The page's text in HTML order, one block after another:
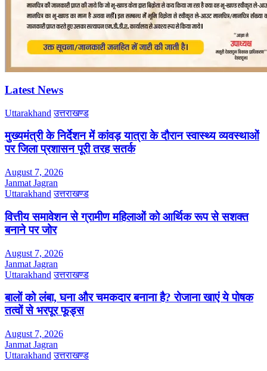
Latest News
Uttarakhand उत्तराखण्ड
मुख्यमंत्री के निर्देशन में कांवड़ यात्रा के दौरान स्वास्थ्य व्यवस्थाओं
पर जिला प्रशासन पूरी तरह सतर्क
August 7, 2026
Janmat Jagran
Uttarakhand उत्तराखण्ड
वित्तीय समावेशन से ग्रामीण महिलाओं को आर्थिक रूप से सशक्त
बनाने पर जोर
August 7, 2026
Janmat Jagran
Uttarakhand उत्तराखण्ड
बालों को लंबा, घना और चमकदार बनाना है? रोजाना खाएं ये पोषक
तत्वों से भरपूर फूड्स
August 7, 2026
Janmat Jagran
Uttarakhand उत्तराखण्ड